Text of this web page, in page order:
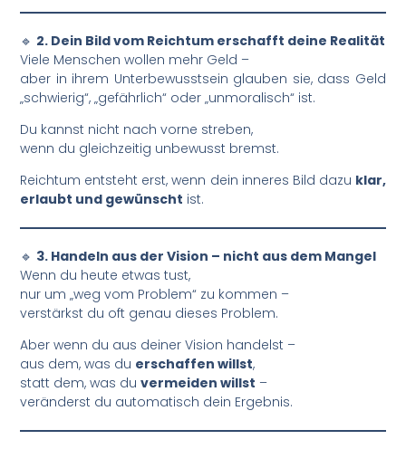
🔹 2. Dein Bild vom Reichtum erschafft deine Realität
Viele Menschen wollen mehr Geld –
aber in ihrem Unterbewusstsein glauben sie, dass Geld
„schwierig“, „gefährlich“ oder „unmoralisch“ ist.
Du kannst nicht nach vorne streben,
wenn du gleichzeitig unbewusst bremst.
Reichtum entsteht erst, wenn dein inneres Bild dazu klar,
erlaubt und gewünscht ist.
🔹 3. Handeln aus der Vision – nicht aus dem Mangel
Wenn du heute etwas tust,
nur um „weg vom Problem“ zu kommen –
verstärkst du oft genau dieses Problem.
Aber wenn du aus deiner Vision handelst –
aus dem, was du erschaffen willst,
statt dem, was duvermeiden willst –
veränderst du automatisch dein Ergebnis.